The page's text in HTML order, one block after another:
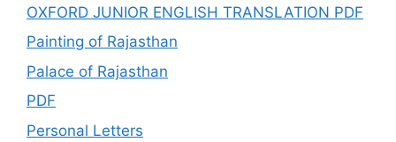
OXFORD JUNIOR ENGLISH TRANSLATION PDF
Painting of Rajasthan
Palace of Rajasthan
PDF
Personal Letters